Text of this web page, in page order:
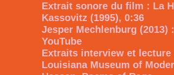
Extrait sonore du film : La
Kassovitz (1995), 0:36
Jesper Mechlenburg (2013)
YouTube
Extraits interview et
Louisiana Museum of